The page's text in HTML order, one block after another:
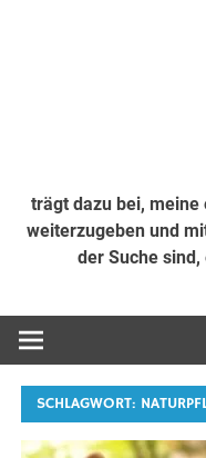
trägt dazu bei,
weiterzugeben und
der Suche
SCHLAGWORT: